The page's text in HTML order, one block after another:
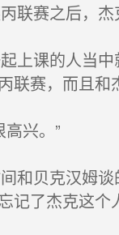
联赛之后，杰
上课的人当中
联赛，而且和
兴。”
和贝克汉姆谈
记了杰克这个